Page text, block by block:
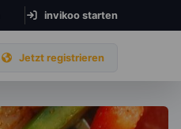
invikoo starten
Jetzt registrieren